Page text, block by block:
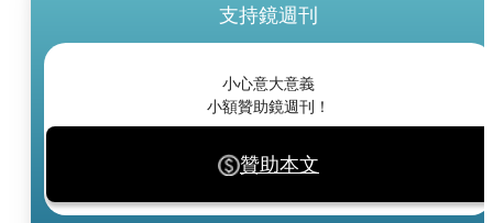
支持鏡週刊
小心意大意義
小額贊助鏡週刊！
贊助本文